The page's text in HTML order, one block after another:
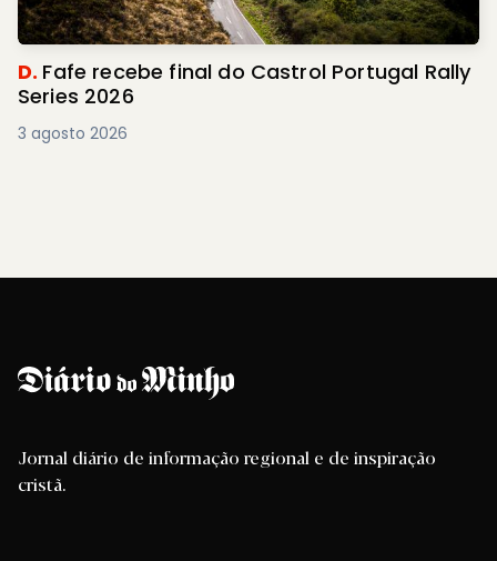
D. Fafe recebe final do Castrol Portugal Rally
Series 2026
3 agosto 2026
Jornal diário de informação regional e de inspiração
cristã.